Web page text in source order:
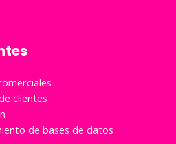
clientes
de bases de datos